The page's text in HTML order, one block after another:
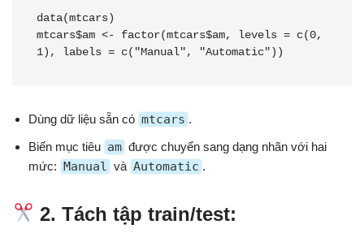
data(mtcars)
mtcars$am <- factor(mtcars$am, levels = c(0,
1), labels = c("Manual", "Automatic"))
Dùng dữ liệu sẵn có mtcars .
Biến mục tiêu am được chuyển sang dạng nhãn với hai
mức: Manual và Automatic .
2. Tách tập train/test: